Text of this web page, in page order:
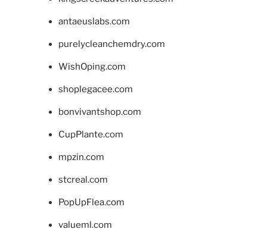
antaeuslabs.com
purelycleanchemdry.com
WishOping.com
shoplegacee.com
bonvivantshop.com
CupPlante.com
mpzin.com
stcreal.com
PopUpFlea.com
valueml.com